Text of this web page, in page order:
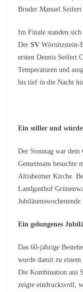
Bruder Manuel
Im Finale standen
Der SV Wörnitzstein-
ersten Dennis Seifert
Temperaturen und
bis tief in die Nacht
Ein stiller und
Der Sonntag war dem
Gemeinsam besuchte
Altisheimer Kirche.
Landgasthof
Ein gelungenes
Das 60-jährige
wurde damit zu einem
Die Kombination aus
zeigte eindrucksvoll,